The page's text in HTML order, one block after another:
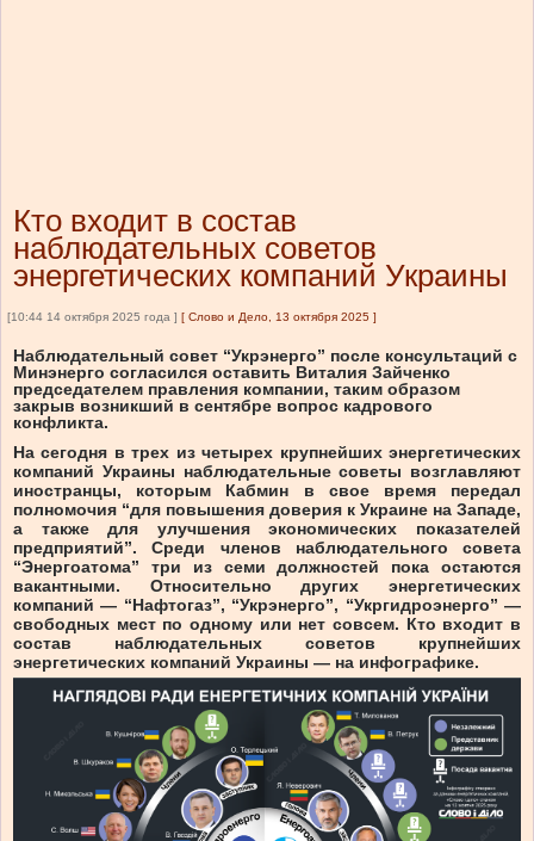
Кто входит в состав
наблюдательных советов
энергетических компаний Украины
[10:44 14 октября 2025 года ] [ Слово и Дело, 13 октября 2025 ]
Наблюдательный совет “Укрэнерго” после консультаций с
Минэнерго согласился оставить Виталия Зайченко
председателем правления компании, таким образом
закрыв возникший в сентябре вопрос кадрового
конфликта.
На сегодня в трех из четырех крупнейших энергетических
компаний Украины наблюдательные советы возглавляют
иностранцы, которым Кабмин в свое время передал
полномочия “для повышения доверия к Украине на Западе,
а также для улучшения экономических показателей
предприятий”. Среди членов наблюдательного совета
“Энергоатома” три из семи должностей пока остаются
вакантными. Относительно других энергетических
компаний — “Нафтогаз”, “Укрэнерго”, “Укргидроэнерго” —
свободных мест по одному или нет совсем. Кто входит в
состав наблюдательных советов крупнейших
энергетических компаний Украины — на инфографике.